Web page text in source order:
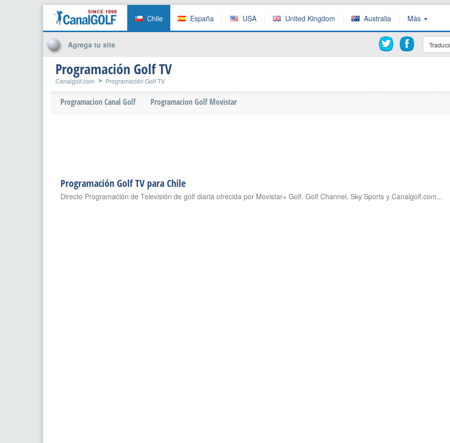
Chile España USA United Kingdom Australia Más
Agrega tu site
Programación Golf TV
Canalgolf.com Programación Golf TV
Programacion Canal Golf Programacion Golf Movistar
Programación Golf TV para Chile
Directo Programación de Televisión de golf diaria ofrecida por Movistar+ Golf, Golf Channel, Sky Sports y Canalgolf.com...